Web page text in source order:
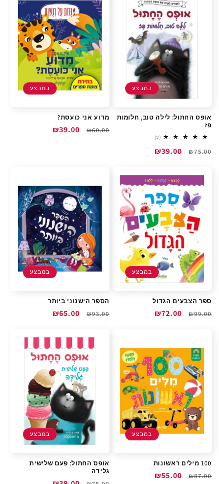
במבצע
אופס החתול: לילה טוב, חלומות
פז
(2)
2
reviews
מחיר
₪75.00
מחיר
₪39.00
במבצע
מדוע אני כועסת?
מחיר
₪60.00
מחיר
₪39.00
במבצע
ספר הצבעים הגדול
מחיר
₪99.00
מחיר
₪72.00
במבצע
הספר הישנוני ביותר
מחיר
₪93.00
מחיר
₪65.00
במבצע
100 מילים ראשונות
מחיר
₪87.00
מחיר
₪55.00
במבצע
אופס החתול: פעם שלישית
גלידה